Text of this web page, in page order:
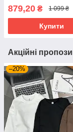
879,20 ₴ 1 099 ₴
Купити
Акційні
–20%